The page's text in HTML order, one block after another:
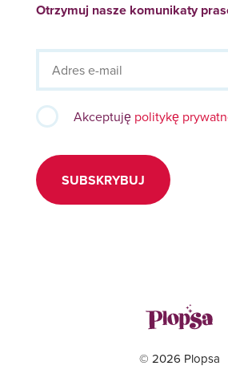
Otrzymuj nasze komunikaty
Akceptuję politykę
SUBSKRYBUJ
© 2026 Plopsa